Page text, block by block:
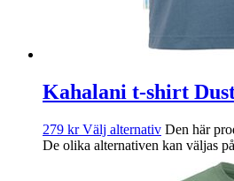
Kahalani t-shirt
279 kr Välj alternativ Den här
De olika alternativen kan väljas